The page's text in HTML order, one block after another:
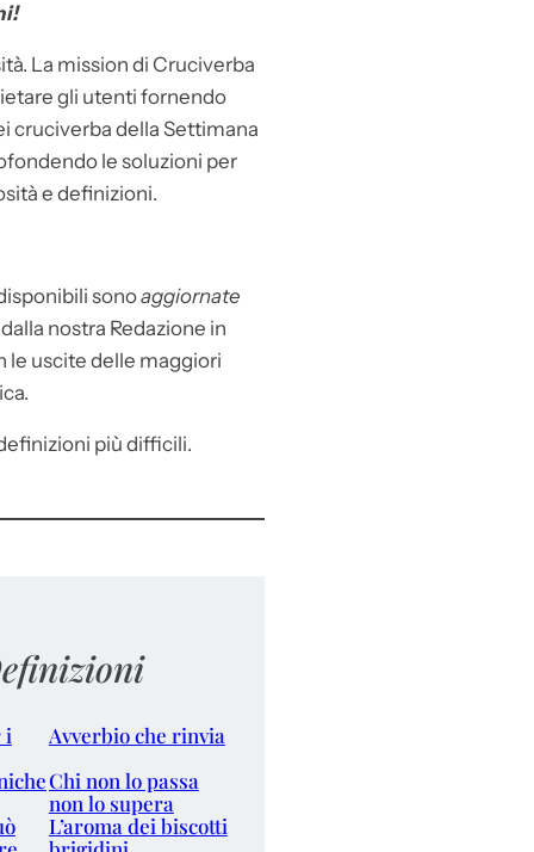
La mission di Cruciverba
gli utenti fornendo
cruciverba della Settimana
le soluzioni per
e definizioni.
sonoaggiornate
dalla nostra Redazione in
le uscite delle maggiori
più difficili.
i
Avverbio che rinvia
Chi non lo passa
non lo supera
L’aroma dei biscotti